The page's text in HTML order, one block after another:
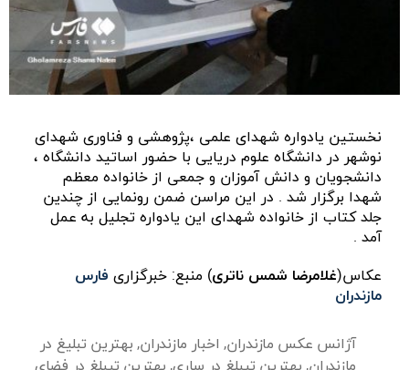
نخستین یادواره شهدای علمی ،پژوهشی و فناوری شهدای
نوشهر در دانشگاه علوم دریایی با حضور اساتید دانشگاه ،
دانشجویان و دانش آموزان و جمعی از خانواده معظم
شهدا برگزار شد . در این مراسن ضمن رونمایی از چندین
جلد کتاب از خانواده شهدای این یادواره تجلیل به عمل
آمد .
عکاس(غلامرضا شمس ناتری) منبع: خبرگزاری فارس
مازندران
آژانس عکس مازندران, اخبار مازندران, بهترین تبلیغ در